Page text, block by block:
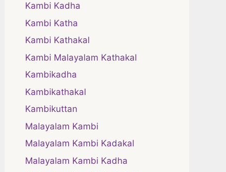
Kambi Kadha
Kambi Katha
Kambi Kathakal
Kambi Malayalam Kathakal
Kambikadha
Kambikathakal
Kambikuttan
Malayalam Kambi
Malayalam Kambi Kadakal
Malayalam Kambi Kadha